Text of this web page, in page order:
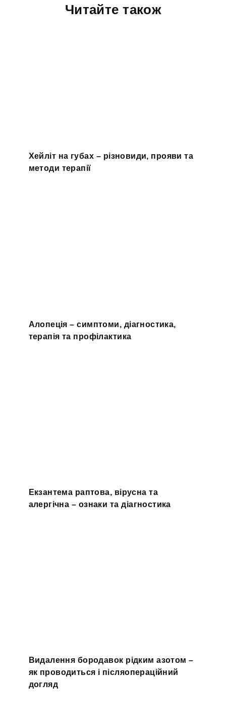
Читайте також
Хейліт на губах – різновиди, прояви та
методи терапії
Алопеція – симптоми, діагностика,
терапія та профілактика
Екзантема раптова, вірусна та
алергічна – ознаки та діагностика
Видалення бородавок рідким азотом –
як проводиться і післяопераційний
догляд